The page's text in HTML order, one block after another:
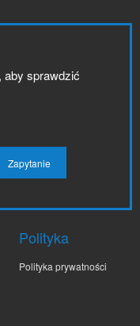
aby sprawdzić
Polityka
Polityka prywatności